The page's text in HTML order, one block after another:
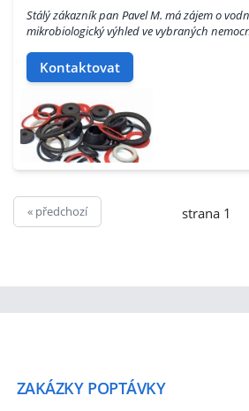
Stálý zákazník pan Pavel M. má zájem o
mikrobiologický výhled ve vybraných
Kontaktovat
« předchozí strana 1
ZAKÁZKY POPTÁVKY